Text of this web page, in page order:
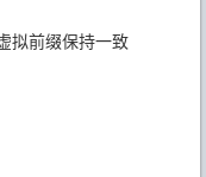
拟前缀保持一致